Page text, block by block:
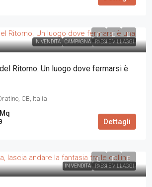
IN VENDITA CAMPAGNA PAESI E VILLAGGI
Ritorno. Un luogo dove fermarsi è
CB, Italia
Mq
Dettagli
IN VENDITA PAESI E VILLAGGI